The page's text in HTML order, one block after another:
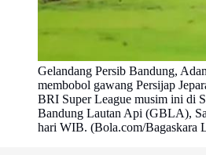
Gelandang Persib Bandung,
membobol gawang Persijap
BRI Super League musim ini di
Bandung Lautan Api (GBLA),
hari WIB. (Bola.com/Bagaskara